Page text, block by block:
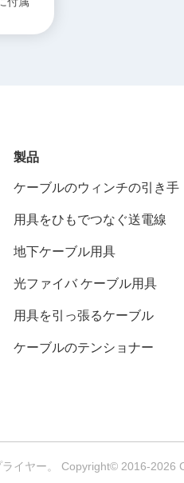
製品
ケーブルのウィンチの引き手
用具をひもでつなぐ送電線
地下ケーブル用具
光ファイバ ケーブル用具
用具を引っ張るケーブル
ケーブルのテンショナー
イヤー。 Copyright© 2016-